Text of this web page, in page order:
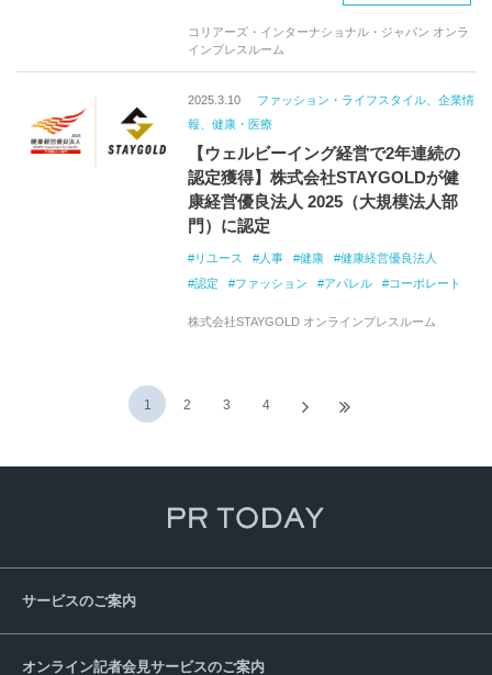
コリアーズ・インターナショナル・ジャパン オンラ
インプレスルーム
2025.3.10
ファッション・ライフスタイル、企業情
報、健康・医療
【ウェルビーイング経営で2年連続の
認定獲得】株式会社STAYGOLDが健
康経営優良法人 2025（大規模法人部
門）に認定
リユース 人事 健康
健康経営優良法人
認定
ファッション アパレル コーポレート
株式会社STAYGOLD オンラインプレスルーム
1 2 3 4
サービスのご案内
オンライン記者会見サービスのご案内